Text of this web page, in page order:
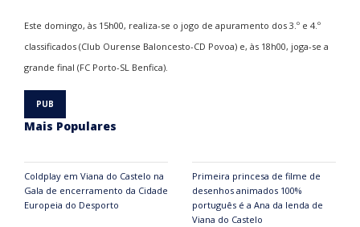
Este domingo, às 15h00, realiza-se o jogo de apuramento dos 3.º e 4.º
classificados (Club Ourense Baloncesto-CD Povoa) e, às 18h00, joga-se a
grande final (FC Porto-SL Benfica).
Mais Populares
Coldplay em Viana do Castelo na
Gala de encerramento da Cidade
Europeia do Desporto
Primeira princesa de filme de
desenhos animados 100%
português é a Ana da lenda de
Viana do Castelo